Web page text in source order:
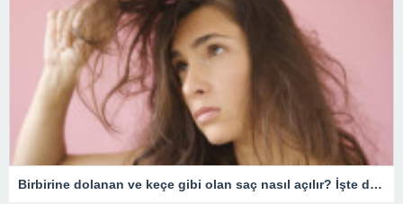
Birbirine dolanan ve keçe gibi olan saç nasıl açılır? İşte dolaşık saçı açmanın en kolay yöntemi!